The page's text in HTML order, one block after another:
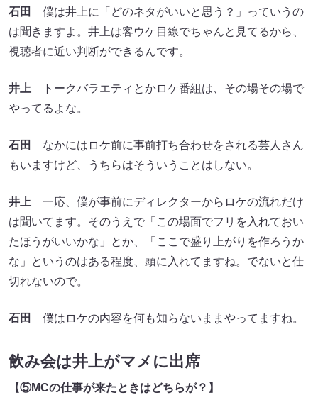
石田
僕は井上に「どのネタがいいと思う？」っていうの
は聞きますよ。井上は客ウケ目線でちゃんと見てるから、
視聴者に近い判断ができるんです。
井上 トークバラエティとかロケ番組は、その場その場で
やってるよな。
石田
なかにはロケ前に事前打ち合わせをされる芸人さん
もいますけど、うちらはそういうことはしない。
井上 一応、僕が事前にディレクターからロケの流れだけ
は聞いてます。そのうえで「この場面でフリを入れておい
たほうがいいかな」とか、「ここで盛り上がりを作ろうか
な」というのはある程度、頭に入れてますね。でないと仕
切れないので。
石田 僕はロケの内容を何も知らないままやってますね。
飲み会は井上がマメに出席
【⑤MCの仕事が来たときはどちらが？】